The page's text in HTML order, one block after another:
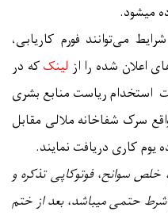
میشود.
می‌توانند فورم کاریابی،
اعلان شده را ازلینککه در
استخدام ریاست منابع بشری
سرک شفاخانه ملالی مقابل
یوم کاری دریافت نمایند.
، خلص سوانح، فوتوکاپی تذکره و
شرط حتمی میباشد، بعد از ختم